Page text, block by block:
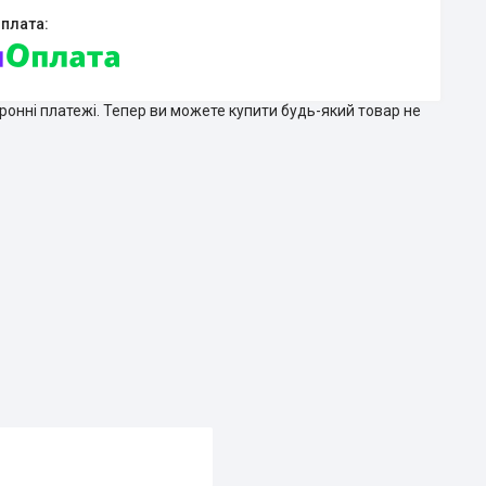
платежі. Тепер ви можете купити будь-який товар не